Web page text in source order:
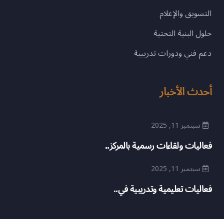
التسويق والإعلام
حلول البنية التحتية
دعم فني ودورات تدريبية
أحدث الأخبار
سبتمبر 11, 2025
فعاليات ولقاءات رسمية بالمركز..
سبتمبر 11, 2025
فعاليات تعليمية وتدريبية في..